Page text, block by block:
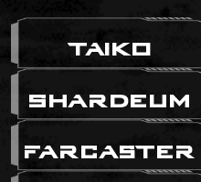
Taiko
Shardeum
Farcaster